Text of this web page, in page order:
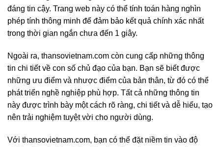
đáng tin cậy. Trang web này có thể tính toán hàng nghìn
phép tính thông minh để đảm bảo kết quả chính xác nhất
trong thời gian ngắn chưa đến 1 giây.
Ngoài ra, thansovietnam.com còn cung cấp những thông
tin chi tiết về con số chủ đạo của bạn. Bạn sẽ biết được
những ưu điểm và nhược điểm của bản thân, từ đó có thể
phát triển nghề nghiệp phù hợp. Tất cả những thông tin
này được trình bày một cách rõ ràng, chi tiết và dễ hiểu, tạo
nên trải nghiệm tuyệt vời cho người dùng.
Với thansovietnam.com, bạn có thể đặt niềm tin vào độ